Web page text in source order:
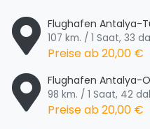
Flughafen Antalya-
107 km. / 1 Saat, 33
Preise ab20,00 €
Flughafen Antalya-
98 km. / 1 Saat, 42
Preise ab20,00 €